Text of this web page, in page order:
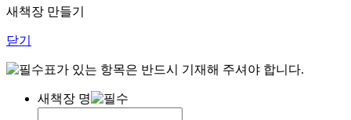
새책장 만들기
닫기
표가 있는 항목은 반드시 기재해 주셔야 합니다.
새책장 명